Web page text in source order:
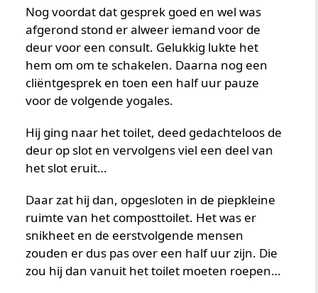
Nog voordat dat gesprek goed en wel was
afgerond stond er alweer iemand voor de
deur voor een consult. Gelukkig lukte het
hem om om te schakelen. Daarna nog een
cliëntgesprek en toen een half uur pauze
voor de volgende yogales.
Hij ging naar het toilet, deed gedachteloos de
deur op slot en vervolgens viel een deel van
het slot eruit…
Daar zat hij dan, opgesloten in de piepkleine
ruimte van het composttoilet. Het was er
snikheet en de eerstvolgende mensen
zouden er dus pas over een half uur zijn. Die
zou hij dan vanuit het toilet moeten roepen…